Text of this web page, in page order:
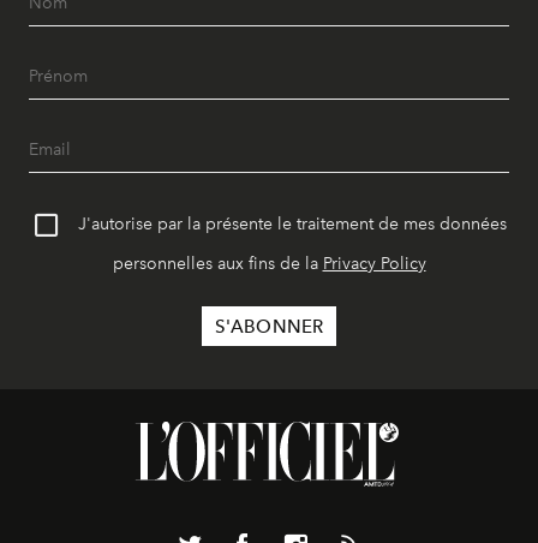
J'autorise par la présente le traitement de mes données
personnelles aux fins de la Privacy Policy